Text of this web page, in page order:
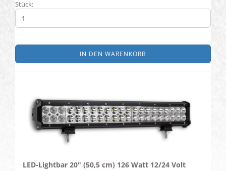
Stück:
IN DEN WARENKORB
LED-Lightbar 20" (50,5 cm) 126 Watt 12/24 Volt